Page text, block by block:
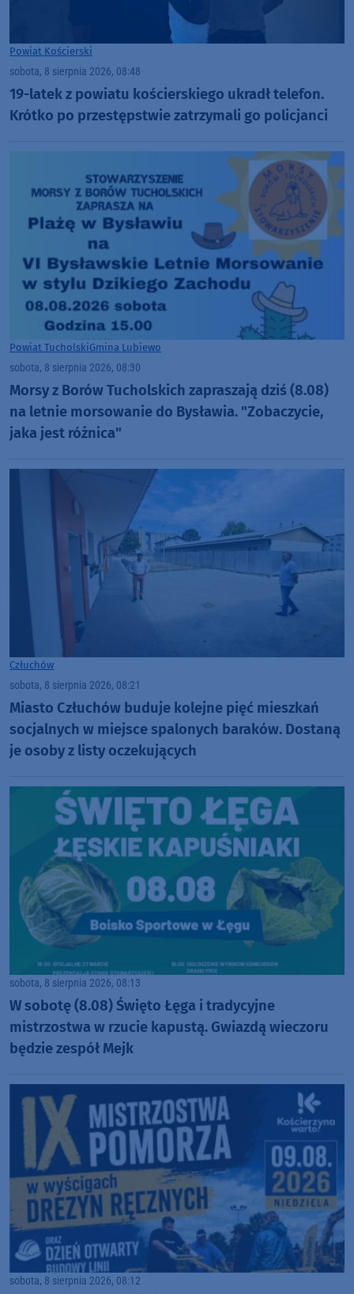
Powiat Kościerski
sobota, 8 sierpnia 2026, 08:48
19-latek z powiatu kościerskiego ukradł telefon.
Krótko po przestępstwie zatrzymali go policjanci
Powiat TucholskiGmina Lubiewo
sobota, 8 sierpnia 2026, 08:30
Morsy z Borów Tucholskich zapraszają dziś (8.08)
na letnie morsowanie do Bysławia. "Zobaczycie,
jaka jest różnica"
Człuchów
sobota, 8 sierpnia 2026, 08:21
Miasto Człuchów buduje kolejne pięć mieszkań
socjalnych w miejsce spalonych baraków. Dostaną
je osoby z listy oczekujących
sobota, 8 sierpnia 2026, 08:13
W sobotę (8.08) Święto Łęga i tradycyjne
mistrzostwa w rzucie kapustą. Gwiazdą wieczoru
będzie zespół Mejk
sobota, 8 sierpnia 2026, 08:12